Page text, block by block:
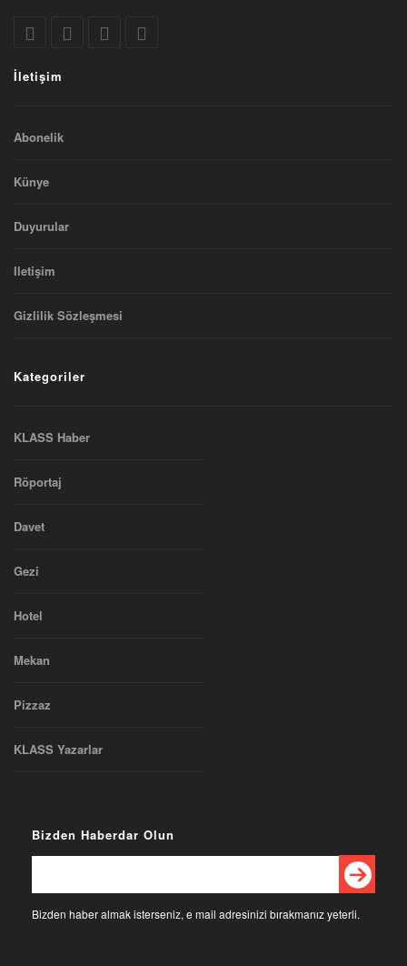
İletişim
Abonelik
Künye
Duyurular
Iletişim
Gizlilik Sözleşmesi
Kategoriler
KLASS Haber
Röportaj
Davet
Gezi
Hotel
Mekan
Pizzaz
KLASS Yazarlar
Bizden Haberdar Olun
Bizden haber almak isterseniz, e mail adresinizi bırakmanız yeterli.